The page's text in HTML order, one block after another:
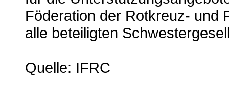
Föderation der Rotkreuz- und
alle beteiligten
Quelle: IFRC